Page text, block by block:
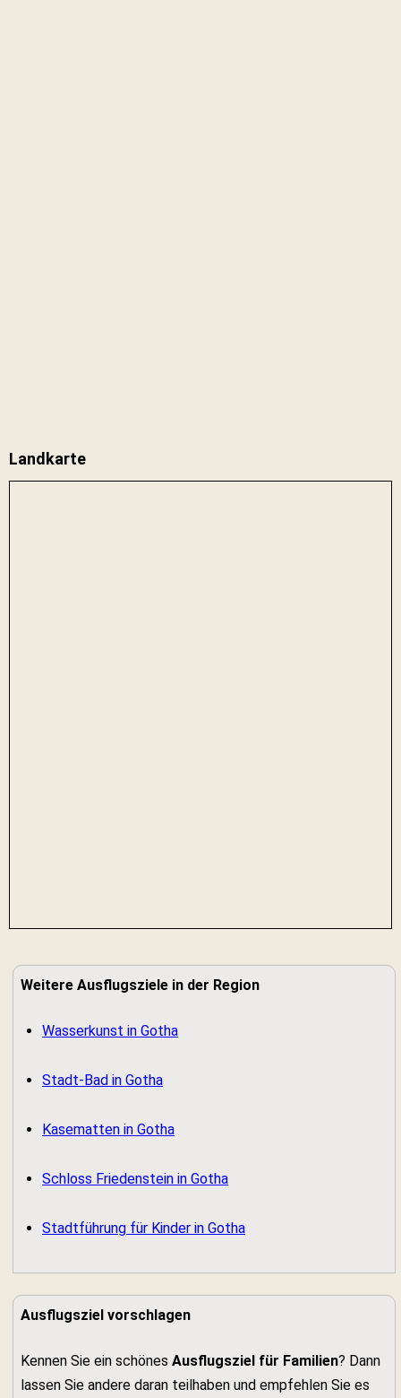
Landkarte
Weitere Ausflugsziele in der Region
Wasserkunst in Gotha
Stadt-Bad in Gotha
Kasematten in Gotha
Schloss Friedenstein in Gotha
Stadtführung für Kinder in Gotha
Ausflugsziel vorschlagen
Kennen Sie ein schönes Ausflugsziel für Familien? Dann
lassen Sie andere daran teilhaben und empfehlen Sie es